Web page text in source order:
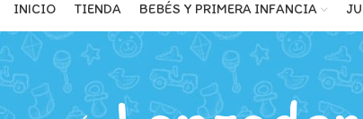
INICIO TIENDA BEBÉS Y PRIMERA INFANCIA